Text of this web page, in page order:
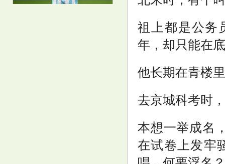
鹏华丰惠债券: 鹏华丰惠债券型
祖上都是公务
年，却只能在
他长期在青楼
去京城科考时
本想一举成名
在试卷上发牢